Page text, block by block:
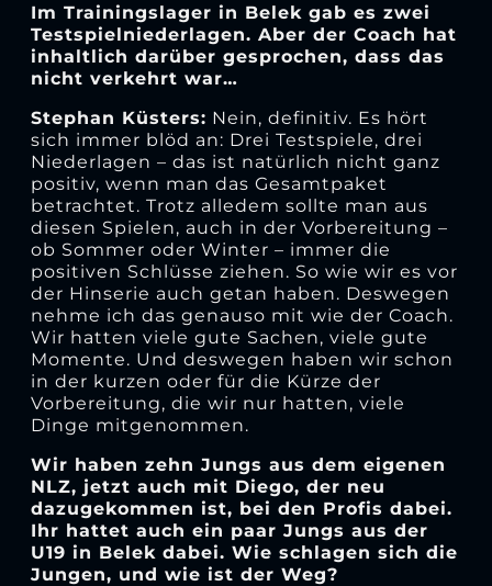
Im Trainingslager in Belek gab es zwei
Testspielniederlagen. Aber der Coach hat
inhaltlich darüber gesprochen, dass das
nicht verkehrt war…
Stephan Küsters: Nein, definitiv. Es hört
sich immer blöd an: Drei Testspiele, drei
Niederlagen – das ist natürlich nicht ganz
positiv, wenn man das Gesamtpaket
betrachtet. Trotz alledem sollte man aus
diesen Spielen, auch in der Vorbereitung –
ob Sommer oder Winter – immer die
positiven Schlüsse ziehen. So wie wir es vor
der Hinserie auch getan haben. Deswegen
nehme ich das genauso mit wie der Coach.
Wir hatten viele gute Sachen, viele gute
Momente. Und deswegen haben wir schon
in der kurzen oder für die Kürze der
Vorbereitung, die wir nur hatten, viele
Dinge mitgenommen.
Wir haben zehn Jungs aus dem eigenen
NLZ, jetzt auch mit Diego, der neu
dazugekommen ist, bei den Profis dabei.
Ihr hattet auch ein paar Jungs aus der
U19 in Belek dabei. Wie schlagen sich die
Jungen, und wie ist der Weg?